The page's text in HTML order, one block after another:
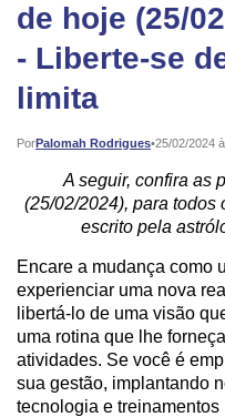
de hoje (25/
- Liberte-se
limita
PorPalomah Rodrigues•
Publicado: 25/02/2024
A seguir, confira as
(25/02/2024), para todos
escrito pela
Encare a mudança como
experienciar uma nova
libertá-lo de uma visão
uma rotina que lhe
atividades. Se você é
sua gestão, implantando
tecnologia e